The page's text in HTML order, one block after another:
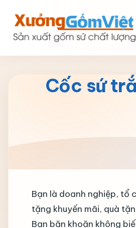
content
Cốc sứ
Bạn là doanh nghiệp, tổ
tặng khuyến mãi, quà
Bạn băn khoăn không